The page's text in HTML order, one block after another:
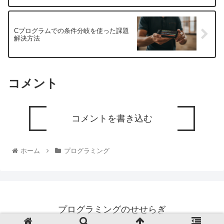
Cプログラムでの条件分岐を使った課題
解決方法
コメント
コメントを書き込む
ホーム プログラミング
プログラミングのせせらぎ